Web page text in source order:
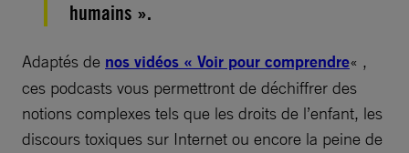
humains ».
Adaptés de nos vidéos « Voir pour comprendre« ,
ces podcasts vous permettront de déchiffrer des
notions complexes tels que les droits de l’enfant, les
discours toxiques sur Internet ou encore la peine de